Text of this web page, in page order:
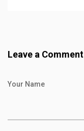
Leave a Comment
Your Name